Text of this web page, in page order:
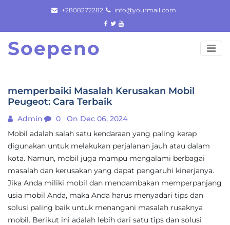
content
+2808272282 info@yourmail.com
Soepeno
memperbaiki Masalah Kerusakan Mobil
Peugeot: Cara Terbaik
Admin 0
On Dec 06, 2024
Mobil adalah salah satu kendaraan yang paling kerap
digunakan untuk melakukan perjalanan jauh atau dalam
kota. Namun, mobil juga mampu mengalami berbagai
masalah dan kerusakan yang dapat pengaruhi kinerjanya.
Jika Anda miliki mobil dan mendambakan memperpanjang
usia mobil Anda, maka Anda harus menyadari tips dan
solusi paling baik untuk menangani masalah rusaknya
mobil. Berikut ini adalah lebih dari satu tips dan solusi